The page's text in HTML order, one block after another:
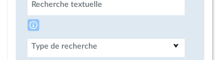
Recherche textuelle
Type de recherche